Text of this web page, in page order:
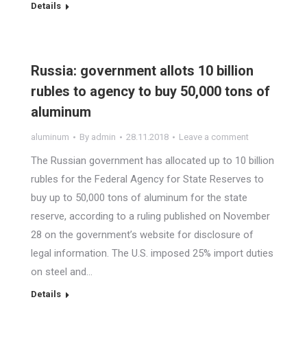
Details
Russia: government allots 10 billion
rubles to agency to buy 50,000 tons of
aluminum
aluminum By admin 28.11.2018 Leave a comment
The Russian government has allocated up to 10 billion
rubles for the Federal Agency for State Reserves to
buy up to 50,000 tons of aluminum for the state
reserve, according to a ruling published on November
28 on the government’s website for disclosure of
legal information. The U.S. imposed 25% import duties
on steel and…
Details